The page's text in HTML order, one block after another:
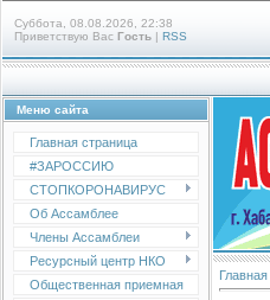
Суббота, 08.08.2026, 22:38
Приветствую Вас Гость | RSS
Меню сайта
Главная страница
#ЗАРОССИЮ
СТОПКОРОНАВИРУС
Об Ассамблее
Члены Ассамблеи
Ресурсный центр НКО
Общественная приемная
Главная